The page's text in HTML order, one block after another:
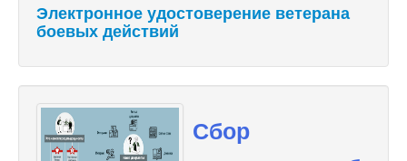
Электронное удостоверение ветерана
боевых действий
Сбор